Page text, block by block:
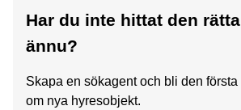
Har du inte hittat den
ännu?
Skapa en sökagent och bli den första
om nya hyresobjekt.